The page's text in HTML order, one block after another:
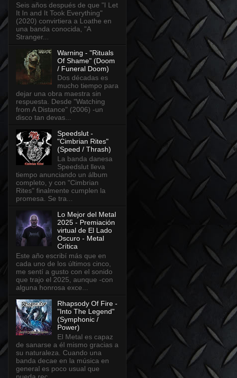
Seis años después de que "I Let
It In and It Took Everything"
(2020) convirtiera a Loathe en
una banda conocida, "A
Stranger...
Warning - "Rituals
Of Shame" (Doom
/ Funeral Doom)
Dos décadas es
mucho tiempo para
dejar una obra maestra sin
respuesta. Desde "Watching
from A Distance" (2006) -un
disco tan devas...
Speedslut -
"Cimbrian Rites"
(Speed / Thrash)
La banda danesa
Speedslut lleva
tiempo anunciando un álbum
completo, y con "Cimbrian
Rites" finalmente cumplen la
promesa. Se tra...
Lo Mejor del Metal
2025 - Premiación
virtual de El Lado
Oscuro - Metal
Crítica
Este año escribí más que en
cada uno de los últimos cinco,
me sentí a gusto con el sonido
que trajo el 2025, aunque -con
alguna honrosa exce...
Rhapsody Of Fire -
"Into The Legend"
(Symphonic /
Power)
El Metal es capaz
de sanarse a él mismo gracias a
su naturaleza. Cuando una
banda decae en la música en
general es poco usual que
pueda rec...